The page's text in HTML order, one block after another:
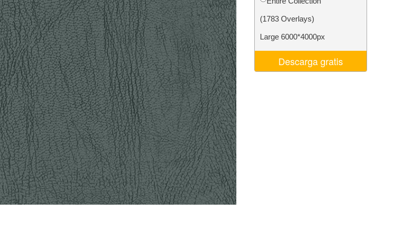
Servicios de Retoque de Joyas Datos de Entrenamiento de IA Video Editing Services
(1783 Overlays)
Large 6000*4000px
Descarga gratis